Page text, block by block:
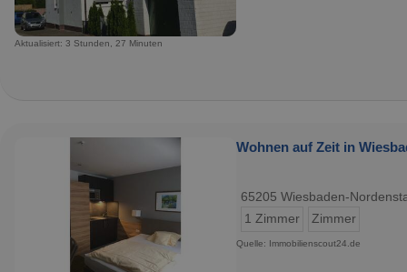
Aktualisiert: 3 Stunden, 27 Minuten
Wohnen auf Zeit in
65205 Wiesbaden-
1 Zimmer
Zimmer
Quelle: Immobilienscout24.de